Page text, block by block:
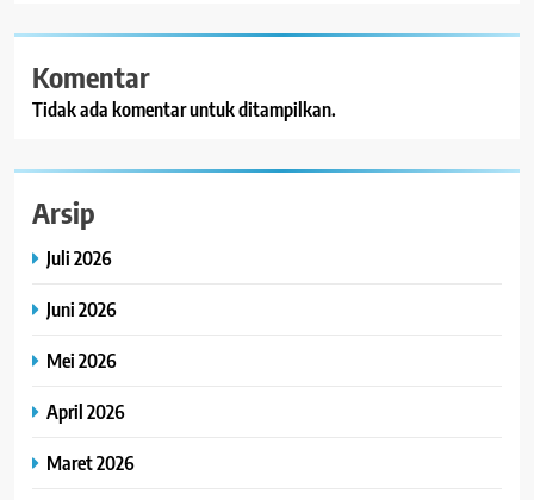
Komentar
Tidak ada komentar untuk ditampilkan.
Arsip
Juli 2026
Juni 2026
Mei 2026
April 2026
Maret 2026